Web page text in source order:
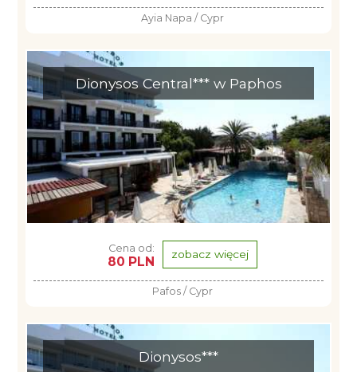
Ayia Napa / Cypr
Dionysos Central*** w Paphos
Cena od:
80 PLN zobacz więcej
Pafos / Cypr
Dionysos***